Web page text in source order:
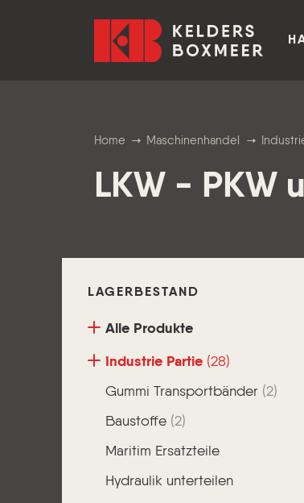
Kelders Boxmeer
Home Maschinenhandel
LKW - PKW
LAGERBESTAND
Alle Produkte
Industrie Partie (28)
Gummi Transportbänder (2)
Baustoffe (2)
Maritim Ersatzteile
Hydraulik unterteilen